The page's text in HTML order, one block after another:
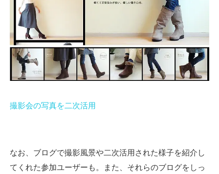
撮影会の写真を二次活用
なお、ブログで撮影風景や二次活用された様子を紹介し
てくれた参加ユーザーも。また、それらのブログをしっ